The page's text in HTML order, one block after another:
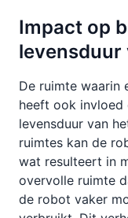
Impact op
levensduur
De ruimte waarin
heeft ook invloed
levensduur van
ruimtes kan de
wat resulteert in
overvolle ruimte
de robot vaker